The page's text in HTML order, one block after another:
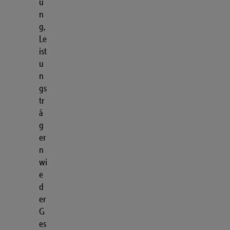
n
g,
Le
ist
u
n
gs
tr
ä
g
er
n
wi
e
d
er
G
es